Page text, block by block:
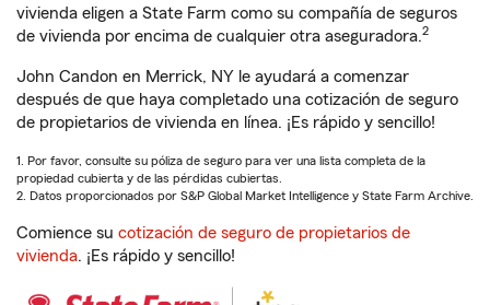
vivienda eligen a State Farm como su compañía de seguros
de vivienda por encima de cualquier otra aseguradora.2
John Candon en Merrick, NY le ayudará a comenzar
después de que haya completado una cotización de seguro
de propietarios de vivienda en línea. ¡Es rápido y sencillo!
1. Por favor, consulte su póliza de seguro para ver una lista completa de la
propiedad cubierta y de las pérdidas cubiertas.
2. Datos proporcionados por S&P Global Market Intelligence y State Farm Archive.
Comience su cotización de seguro de propietarios de
vivienda. ¡Es rápido y sencillo!